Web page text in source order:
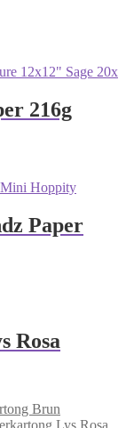
216g
Paper
Rosa
Brun
Lys Rosa